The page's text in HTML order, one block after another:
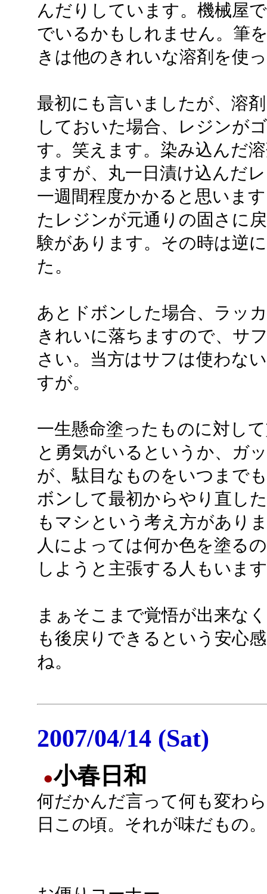
んだりしています。機械屋
でいるかもしれません。筆
きは他のきれいな溶剤を使
最初にも言いましたが、溶
しておいた場合、レジンが
す。笑えます。染み込んだ
ますが、丸一日漬け込んだ
一週間程度かかると思いま
たレジンが元通りの固さに
験があります。その時は逆
た。
あとドボンした場合、ラッ
きれいに落ちますので、サ
さい。当方はサフは使わな
すが。
一生懸命塗ったものに対し
と勇気がいるというか、ガ
が、駄目なものをいつまで
ボンして最初からやり直し
もマシという考え方があり
人によっては何か色を塗る
しようと主張する人もいま
まぁそこまで覚悟が出来な
も後戻りできるという安心
ね。
2007/04/14 (Sat)
●小春日和
何だかんだ言って何も変わ
日この頃。それが味だもの。